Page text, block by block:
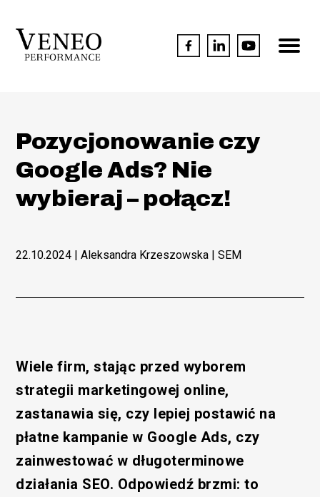
Pozycjonowanie czy
Google Ads? Nie
wybieraj – połącz!
22.10.2024 | Aleksandra Krzeszowska |SEM
Wiele firm, stając przed wyborem
strategii marketingowej online,
zastanawia się, czy lepiej postawić na
płatne kampanie w Google Ads, czy
zainwestować w długoterminowe
działania SEO. Odpowiedź brzmi: to